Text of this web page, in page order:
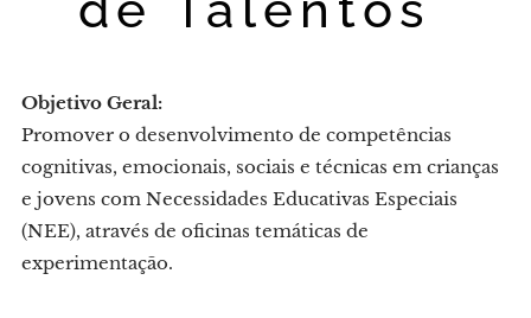
Objetivo Geral:
Promover o desenvolvimento de competências
cognitivas, emocionais, sociais e técnicas em crianças
e jovens com Necessidades Educativas Especiais
(NEE), através de oficinas temáticas de
experimentação.